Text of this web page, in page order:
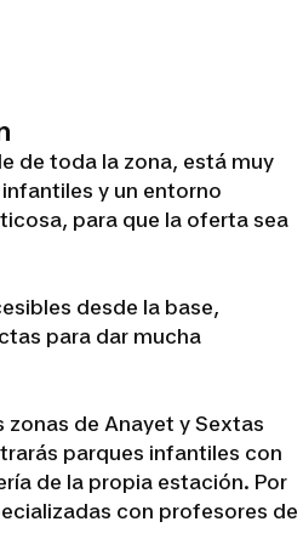
de toda la zona, está muy
y un entorno
para que la oferta sea
desde la base,
para dar mucha
de Anayet y Sextas
parques infantiles con
de la propia estación. Por
con profesores de